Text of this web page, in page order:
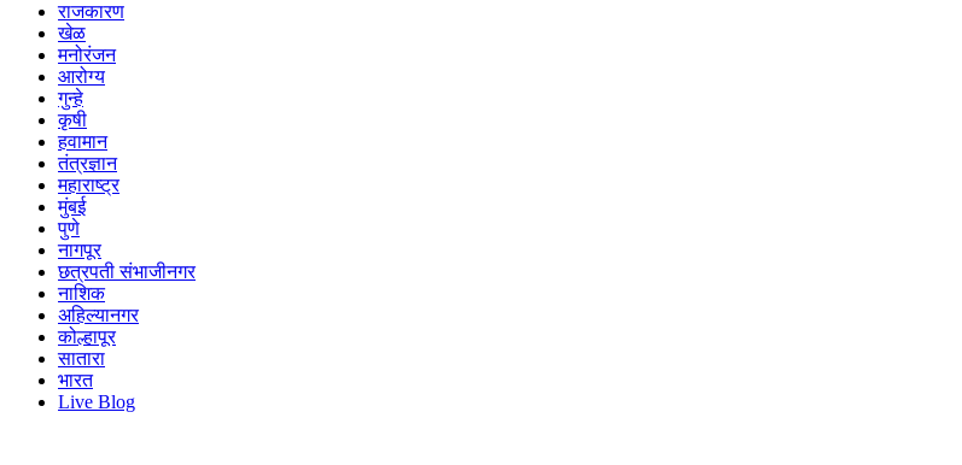
राजकारण
खेळ
मनोरंजन
आरोग्य
गुन्हे
कृषी
हवामान
तंत्रज्ञान
महाराष्ट्र
मुंबई
पुणे
नागपूर
छत्रपती संभाजीनगर
नाशिक
अहिल्यानगर
कोल्हापूर
सातारा
भारत
Live Blog